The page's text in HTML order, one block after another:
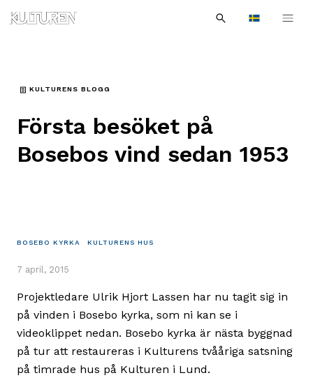
navigationen
innehållet
Languages
efter:
Sök
KULTURENS BLOGG
Första besöket på
Bosebos vind sedan 1953
BOSEBO KYRKA KULTURENS HUS
7 april, 2015
Projektledare Ulrik Hjort Lassen har nu tagit sig in
på vinden i Bosebo kyrka, som ni kan se i
videoklippet nedan. Bosebo kyrka är nästa byggnad
på tur att restaureras i Kulturens tvååriga satsning
på timrade hus på Kulturen i Lund.